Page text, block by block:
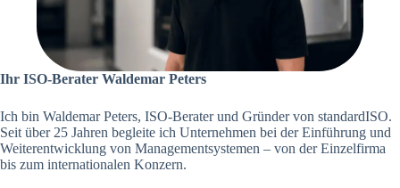
Ihr ISO-Berater Waldemar Peters
Ich bin Waldemar Peters, ISO-Berater und Gründer von standardISO.
Seit über 25 Jahren begleite ich Unternehmen bei der Einführung und
Weiterentwicklung von Managementsystemen – von der Einzelfirma
bis zum internationalen Konzern.